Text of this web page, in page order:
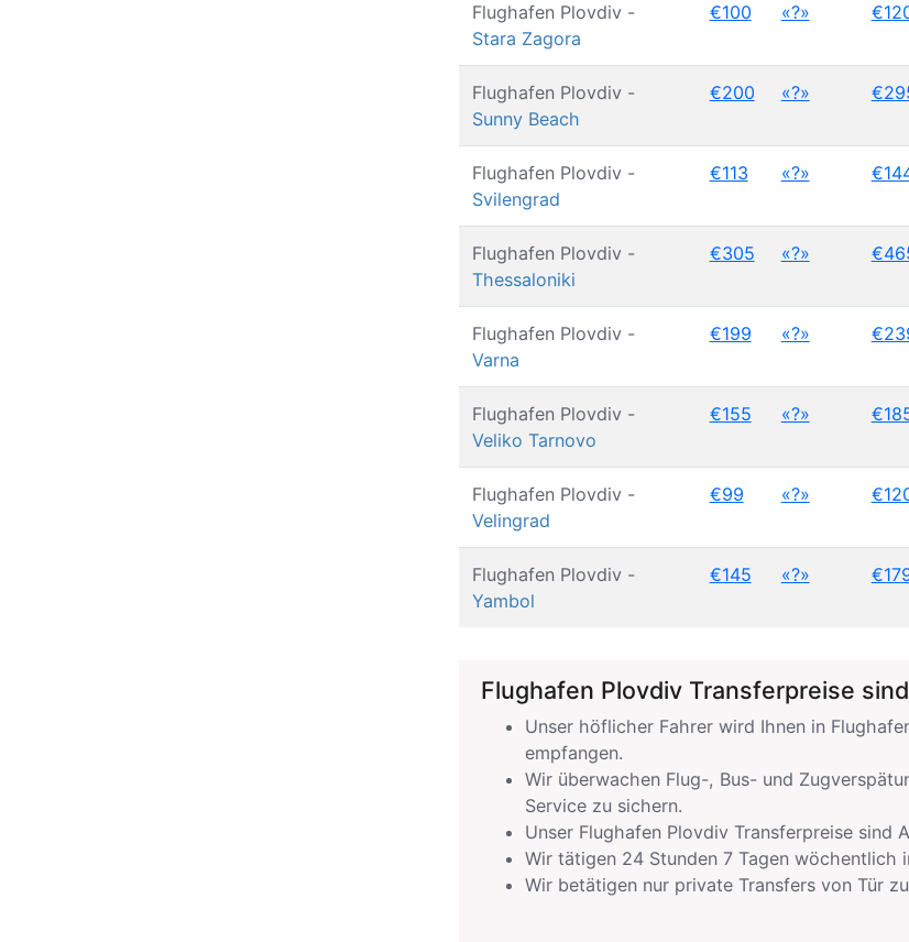
Flughafen Plovdiv -
Stara Zagora
€100 «?»
Flughafen Plovdiv -
Sunny Beach
€200 «?»
Flughafen Plovdiv -
Svilengrad
€113 «?»
Flughafen Plovdiv -
Thessaloniki
€305 «?»
Flughafen Plovdiv -
Varna
€199 «?»
Flughafen Plovdiv -
Veliko Tarnovo
€155 «?»
Flughafen Plovdiv -
Velingrad
€99 «?»
Flughafen Plovdiv -
Yambol
€145 «?»
Flughafen Plovdiv Transferpreise
Unser höflicher Fahrer wird Ihnen in
empfangen.
Wir überwachen Flug-, Bus- und
Service zu sichern.
Unser Flughafen Plovdiv Transferpreise sind
Wir tätigen 24 Stunden 7 Tagen wöchentlich
Wir betätigen nur private Transfers von Tür